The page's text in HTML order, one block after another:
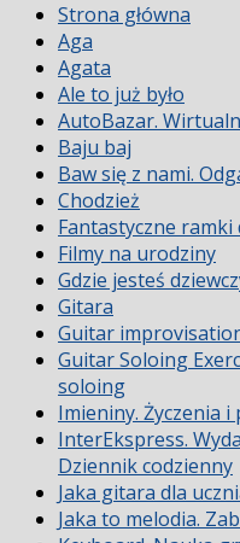
Strona główna
Aga
Agata
Ale to już było
AutoBazar.
Baju baj
Baw się z nami.
Chodzież
Fantastyczne ramki
Filmy na urodziny
Gdzie jesteś
Gitara
Guitar
Guitar Soloing
soloing
Imieniny. Życzenia
InterEkspress.
Dziennik codzienny
Jaka gitara dla
Jaka to melodia.